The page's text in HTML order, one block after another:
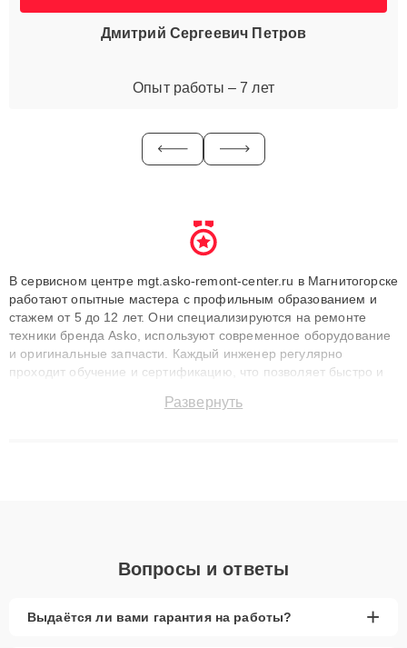
Дмитрий Сергеевич Петров
Опыт работы – 7 лет
В сервисном центре mgt.asko-remont-center.ru в Магнитогорске
работают опытные мастера с профильным образованием и
стажем от 5 до 12 лет. Они специализируются на ремонте
техники бренда Asko, используют современное оборудование
и оригинальные запчасти. Каждый инженер регулярно
проходит обучение и сертификацию, что позволяет быстро и
сохранением гарантии до 3 лет. Наши мастера решают
Развернуть
Вопросы и ответы
Выдаётся ли вами гарантия на работы? +